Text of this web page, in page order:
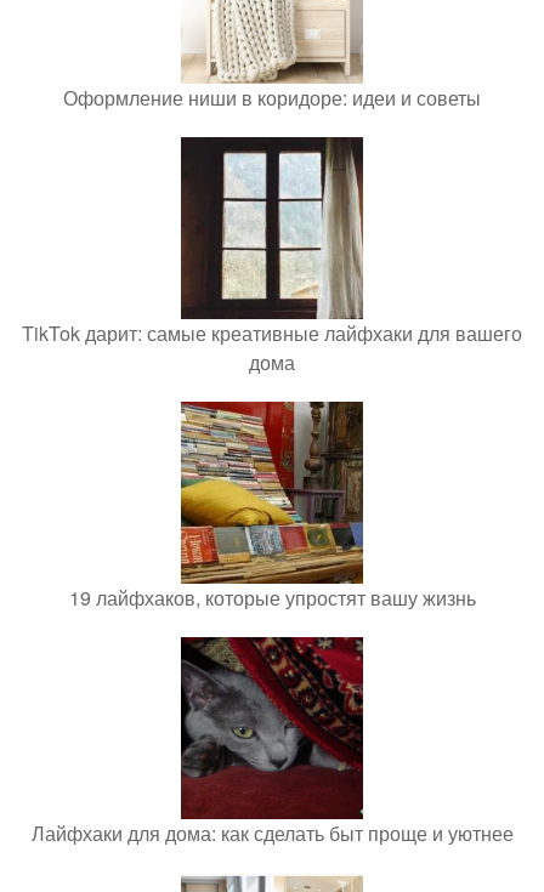
Оформление ниши в коридоре: идеи и советы
TikTok дарит: самые креативные лайфхаки для вашего
дома
19 лайфхаков, которые упростят вашу жизнь
Лайфхаки для дома: как сделать быт проще и уютнее